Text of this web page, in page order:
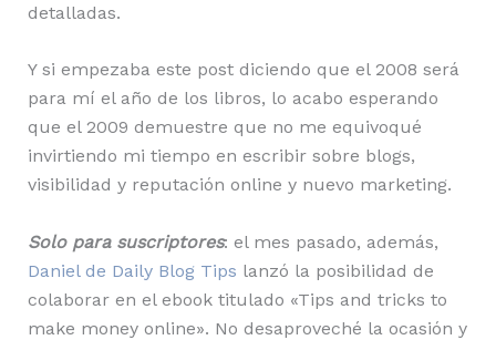
detalladas.
Y si empezaba este post diciendo que el 2008 será
para mí el año de los libros, lo acabo esperando
que el 2009 demuestre que no me equivoqué
invirtiendo mi tiempo en escribir sobre blogs,
visibilidad y reputación online y nuevo marketing.
Solo para suscriptores: el mes pasado, además,
Daniel de Daily Blog Tips lanzó la posibilidad de
colaborar en el ebook titulado «Tips and tricks to
make money online». No desaproveché la ocasión y